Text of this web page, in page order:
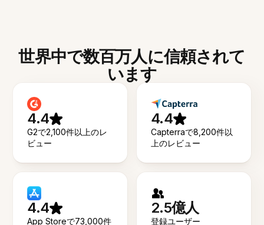
世界中で数百万人に信頼されて
います
4.4
G2で2,100件以上のレ
ビュー
4.4
Capterraで8,200件以
上のレビュー
4.4
App Storeで73,000件
2.5億人
登録ユーザー